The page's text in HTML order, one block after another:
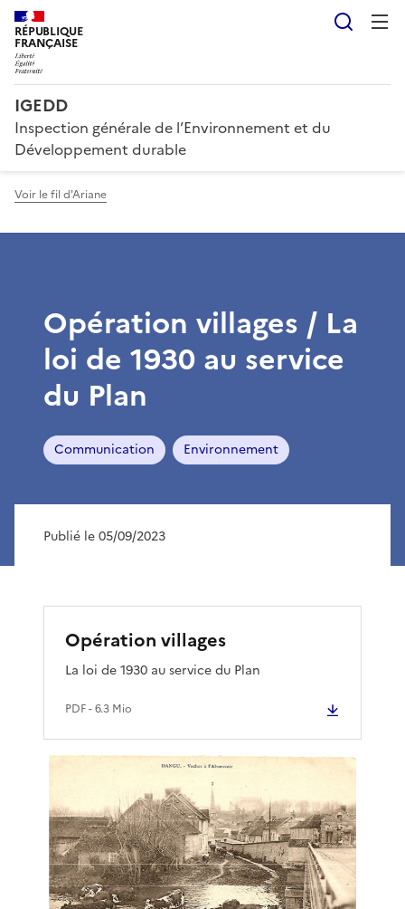
RÉPUBLIQUE
FRANÇAISE
IGEDD
Inspection générale de l’Environnement et du
Développement durable
Voir le fil d'Ariane
Opération villages / La
loi de 1930 au service
du Plan
Communication Environnement
Publié le 05/09/2023
Opération villages
PDF- 6.3 Mio
La loi de 1930 au service du Plan